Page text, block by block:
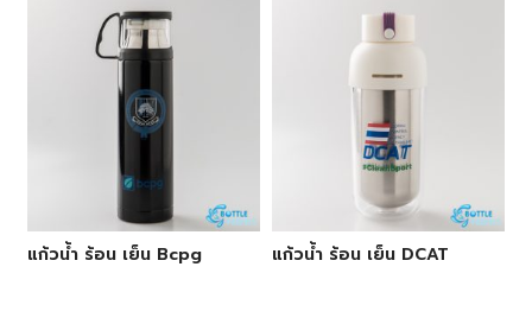
แก้วน้ำ ร้อน เย็น Bcpg แก้วน้ำ ร้อน เย็น DCAT